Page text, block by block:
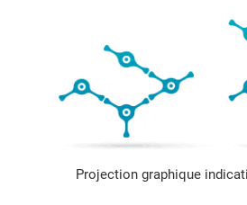
Projection graphique